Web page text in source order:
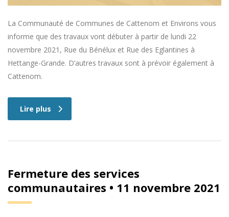
La Communauté de Communes de Cattenom et Environs vous
informe que des travaux vont débuter à partir de lundi 22
novembre 2021, Rue du Bénélux et Rue des Eglantines à
Hettange-Grande. D’autres travaux sont à prévoir également à
Cattenom.
Lire plus
Fermeture des services
communautaires • 11 novembre 2021